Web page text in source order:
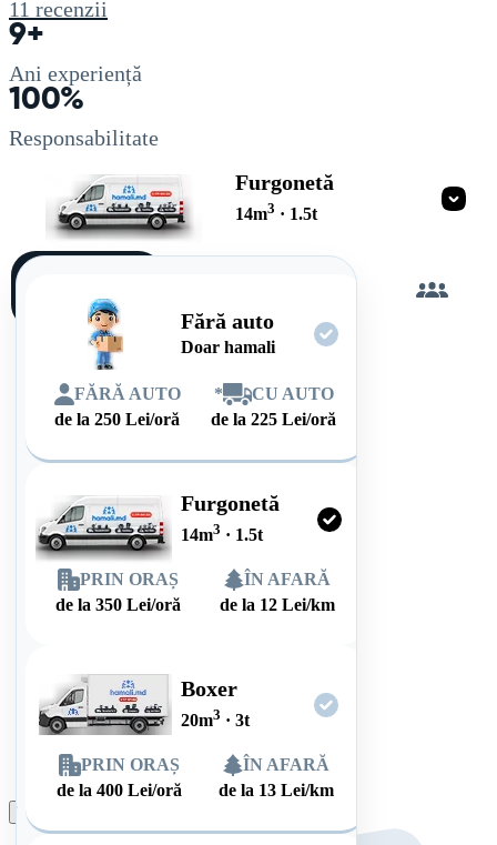
11 recenzii
9+
Ani experiență
100%
Responsabilitate
Furgonetă
14m3 · 1.5t
Fără auto
Doar hamali
FĂRĂ AUTO
de la250 Lei/oră
*
CU AUTO
de la225 Lei/oră
Furgonetă
14m3 · 1.5t
PRIN ORAȘ
de la 350 Lei/oră
ÎN AFARĂ
de la 12 Lei/km
Boxer
20m3 · 3t
PRIN ORAȘ
de la400 Lei/oră
ÎN AFARĂ
de la 13 Lei/km
singur
Plasează comanda